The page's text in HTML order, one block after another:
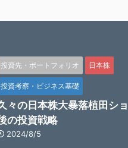
投資先・ポートフォリオ 日本株
投資考察・ビジネス基礎
々の日本株大暴落植田シ
の投資戦略
2024/8/5